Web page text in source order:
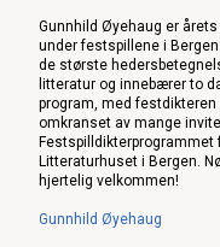
Gunnhild Øyehaug er
under festspillene i
de største
litteratur og innebærer to
program, med festdikteren
omkranset av mange
Festspilldikterprogrammet
Litteraturhuset i Bergen.
hjertelig velkommen!
Gunnhild Øyehaug